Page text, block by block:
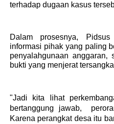
terhadap dugaan kasus
Dalam prosesnya,
informasi pihak yang paling
penyalahgunaan anggaran,
bukti yang menjerat
"Jadi kita lihat
bertanggung jawab,
Karena perangkat desa itu